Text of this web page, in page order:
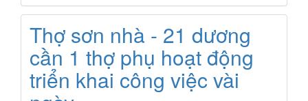
Thợ sơn nhà - 21 dương
cần 1 thợ phụ hoạt động
triển khai công việc vài